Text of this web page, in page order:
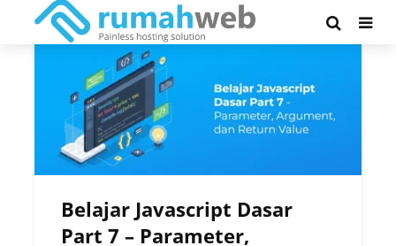
Tag - Belajar Javascript
Belajar Javascript Dasar
Part 7 – Parameter,